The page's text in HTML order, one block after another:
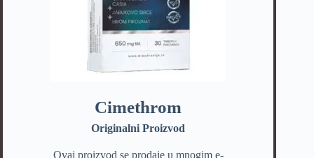
Cimethrom
Originalni Proizvod
Ovaj proizvod se prodaje u mnogim e-